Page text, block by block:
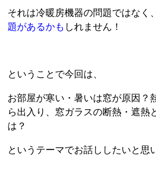
それは冷暖房機器の問題ではなく、
題があるかも しれません！
ということで今回は、
お部屋が寒い・暑いは窓が原因？
ら出入り、窓ガラスの断熱・遮熱
は？
というテーマでお話ししたいと思